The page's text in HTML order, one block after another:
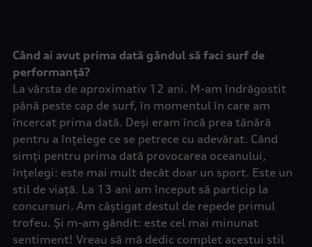
Când ai avut prima dată gândul să faci surf de
performanță?
La vârsta de aproximativ 12 ani. M-am îndrăgostit
până peste cap de surf, în momentul în care am
încercat prima dată. Deși eram încă prea tânără
pentru a înțelege ce se petrece cu adevărat. Când
simți pentru prima dată provocarea oceanului,
înțelegi: este mai mult decât doar un sport. Este un
stil de viață. La 13 ani am început să particip la
concursuri. Am câștigat destul de repede primul
trofeu. Și m-am gândit: este cel mai minunat
sentiment! Vreau să mă dedic complet acestui stil